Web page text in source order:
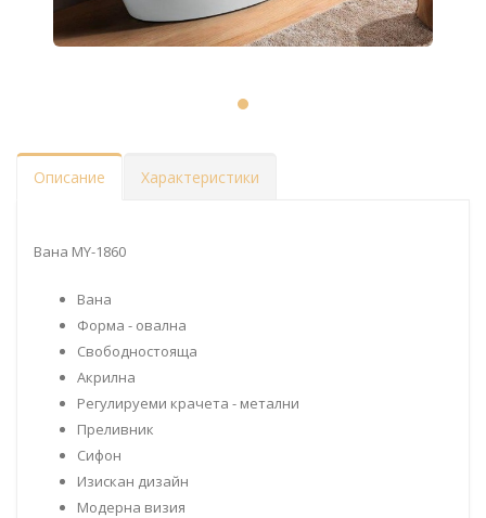
Описание Характеристики
Вана MY-1860
Вана
Форма - овална
Свободностояща
Акрилна
Регулируеми крачета - метални
Преливник
Сифон
Изискан дизайн
Модерна визия